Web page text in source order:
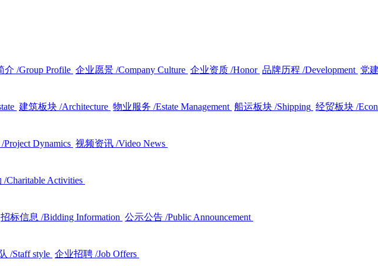
介 /Group Profile 企业愿景 /Company Culture 企业资质 /Honor 品牌历程 /Development 党
建筑板块 /Architecture 物业服务 /Estate Management 船运板块 /Shipping 经贸板块 /
/Project Dynamics 视频资讯 /Video News
/Charitable Activities
招标信息 /Bidding Information 公示公告 /Public Announcement
/Staff style 企业招聘 /Job Offers